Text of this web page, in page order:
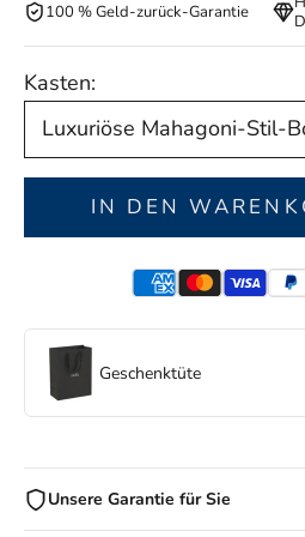
100 % Geld-zurück-Garantie
Kasten:
Luxuriöse Mahagoni-Stil-
IN DEN
Geschenktüte
Unsere Garantie für Sie